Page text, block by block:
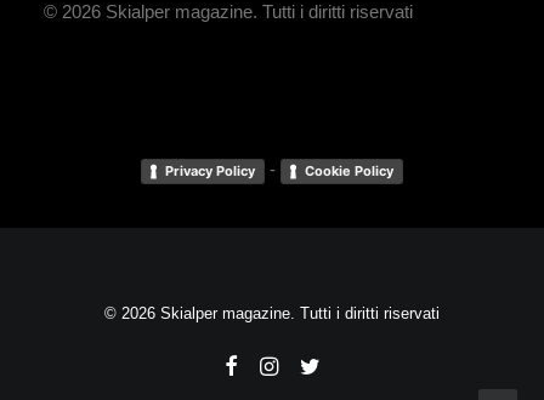
© 2026 Skialper magazine. Tutti i diritti riservati
Privacy Policy - Cookie Policy
© 2026 Skialper magazine. Tutti i diritti riservati